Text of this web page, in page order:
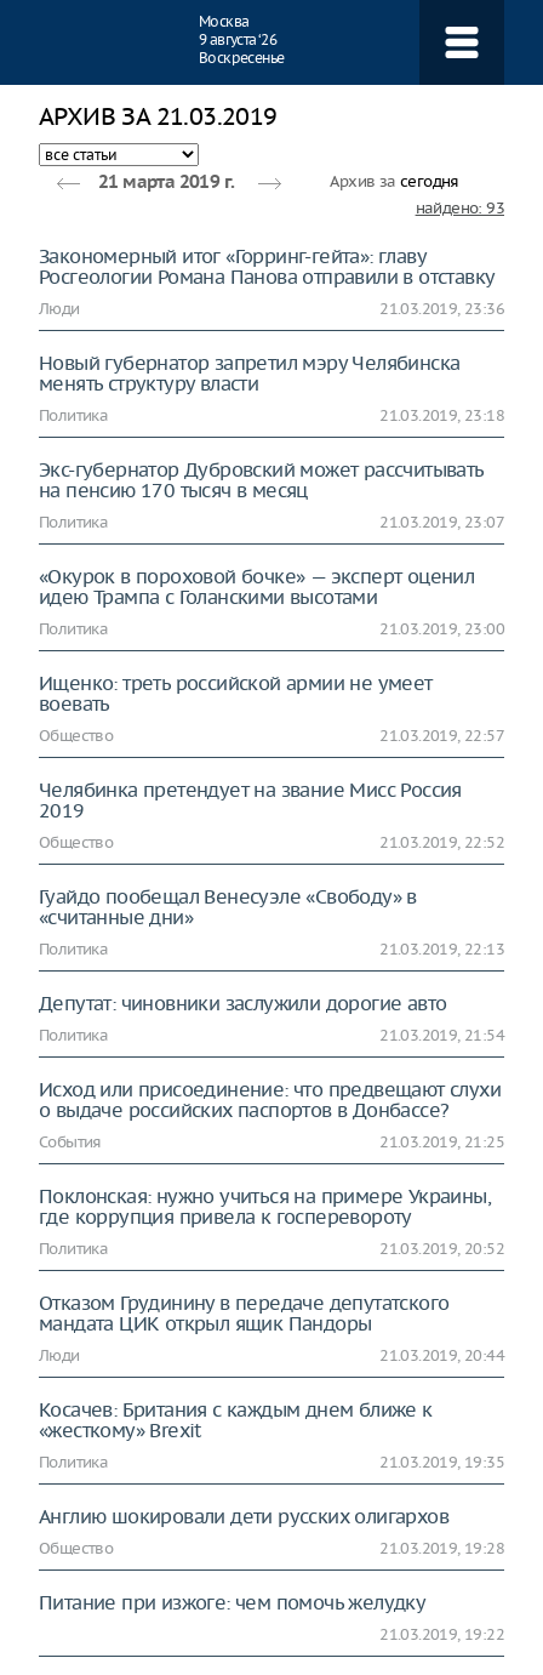
Москва
9 августа ‘26
Воскресенье
АРХИВ ЗА 21.03.2019
21 марта 2019 г. Архив засегодня
найдено: 93
Закономерный итог «Горринг-гейта»: главу
Росгеологии Романа Панова отправили в отставку
Люди 21.03.2019, 23:36
Новый губернатор запретил мэру Челябинска
менять структуру власти
Политика 21.03.2019, 23:18
Экс-губернатор Дубровский может рассчитывать
на пенсию 170 тысяч в месяц
Политика 21.03.2019, 23:07
«Окурок в пороховой бочке» — эксперт оценил
идею Трампа с Голанскими высотами
Политика 21.03.2019, 23:00
Ищенко: треть российской армии не умеет
воевать
Общество 21.03.2019, 22:57
Челябинка претендует на звание Мисс Россия
2019
Общество 21.03.2019, 22:52
Гуайдо пообещал Венесуэле «Свободу» в
«считанные дни»
Политика 21.03.2019, 22:13
Депутат: чиновники заслужили дорогие авто
Политика 21.03.2019, 21:54
Исход или присоединение: что предвещают слухи
о выдаче российских паспортов в Донбассе?
События 21.03.2019, 21:25
Поклонская: нужно учиться на примере Украины,
где коррупция привела к госперевороту
Политика 21.03.2019, 20:52
Отказом Грудинину в передаче депутатского
мандата ЦИК открыл ящик Пандоры
Люди 21.03.2019, 20:44
Косачев: Британия с каждым днем ближе к
«жесткому» Brexit
Политика 21.03.2019, 19:35
Англию шокировали дети русских олигархов
Общество 21.03.2019, 19:28
Питание при изжоге: чем помочь желудку
21.03.2019, 19:22